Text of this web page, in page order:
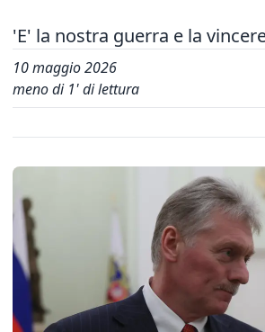
'E' la nostra guerra e la
10 maggio 2026
meno di 1' di lettura